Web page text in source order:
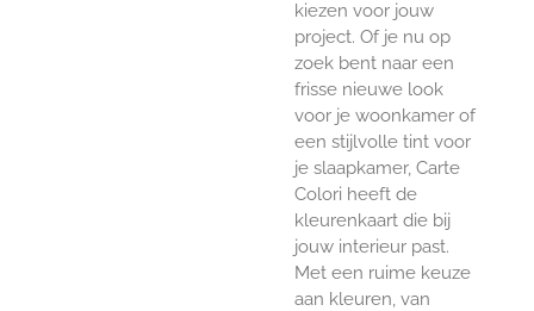
kiezen voor jouw
project. Of je nu op
zoek bent naar een
frisse nieuwe look
voor je woonkamer of
een stijlvolle tint voor
je slaapkamer, Carte
Colori heeft de
kleurenkaart die bij
jouw interieur past.
Met een ruime keuze
aan kleuren, van